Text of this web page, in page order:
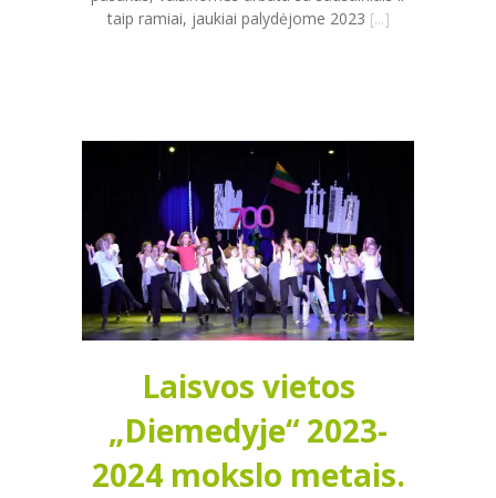
taip ramiai, jaukiai palydėjome 2023 [...]
Laisvos vietos
„Diemedyje“ 2023-
2024 mokslo metais.